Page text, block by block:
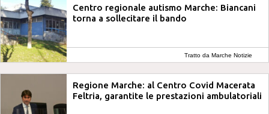
Centro regionale autismo Marche: Biancani
torna a sollecitare il bando
Tratto da Marche Notizie
Regione Marche: al Centro Covid Macerata
Feltria, garantite le prestazioni ambulatoriali